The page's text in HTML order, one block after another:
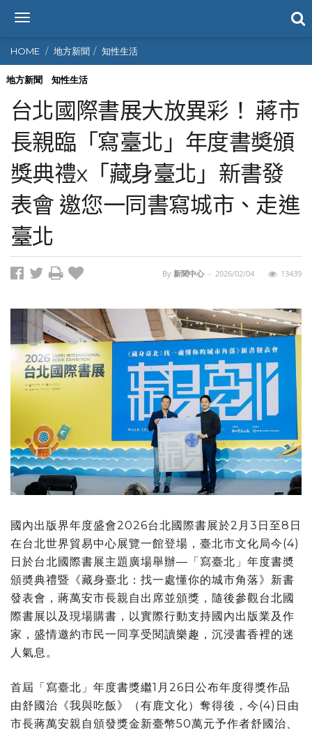
T
g
g
l
n
a
v
i
g
a
t
i
o
n
HOME 地方新聞 知性生活
地方新聞 知性生活
台北國際書展大放異彩！ 蔣市
長親臨「寫臺北」年度書奬頒
獎典禮x「藏身臺北」新書發
表會 邀您一同書寫城市、走進
臺北
By 新聞中心 - 2026/02/04 13439
國內出版界年度盛會2026台北國際書展於2月3日至8日
在台北世界貿易中心展覽一館登場，臺北市文化局今(4)
日於台北國際書展主題廣場舉辦—「寫臺北」年度書奬
頒奬典禮暨《藏身臺北：找一處懂你的城市角落》新書
發表會，蔣萬安市長親自出席並頒獎，隨後參觀台北國
際書展以及現場購書，以實際行動支持國內出版業及作
家，盛情邀約市民一同享受閱讀樂趣，沉浸書香裡的迷
人氣息。
首屆「寫臺北」年度書獎繼1月26日公布年度得獎作品
由舒國治《我與吃飯》（有鹿文化）奪得後，今(4)日由
市長蔣萬安親自頒發獎金新臺幣50萬元予作者舒國治、